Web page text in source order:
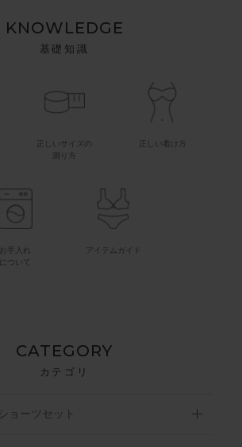
KNOWLEDGE
基礎知識
正しいサイズの
測り方
正しい着け方
お手入れ
について
アイテムガイド
CATEGORY
カテゴリ
ョーツセット